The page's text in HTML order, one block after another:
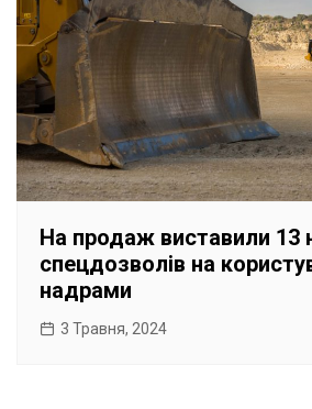
На продаж виставили 13
спецдозволів на
надрами
3 Травня, 2024